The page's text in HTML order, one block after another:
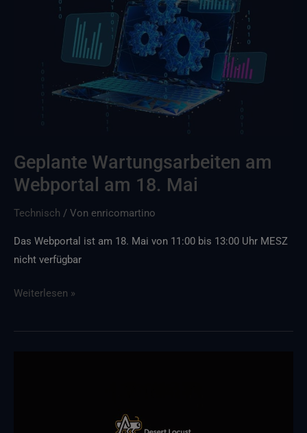
Geplante Wartungsarbeiten am
Webportal am 18. Mai
Technisch / Von enricomartino
Das Webportal ist am 18. Mai von 11:00 bis 13:00 Uhr MESZ
nicht verfügbar
Weiterlesen »